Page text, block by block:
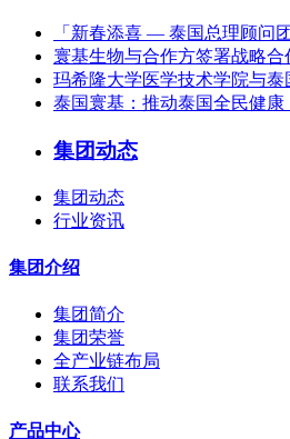
「新春添喜 — 泰国总理顾问
寰基生物与合作方签署战略
玛希隆大学医学技术学院与
泰国寰基：推动泰国全民健康
集团动态
集团动态
行业资讯
集团介绍
集团简介
集团荣誉
全产业链布局
联系我们
产品中心